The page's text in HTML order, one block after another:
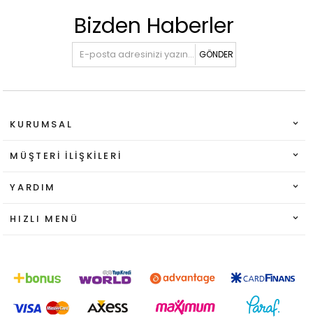
Bizden Haberler
GÖNDER
KURUMSAL
MÜŞTERI İLIŞKILERI
YARDIM
HIZLI MENÜ